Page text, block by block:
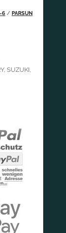
6 / PARSUN
SUZUKI,